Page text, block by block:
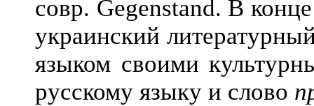
совр. Gegenstand. В
украинский
языком своими
русскому языку и слово